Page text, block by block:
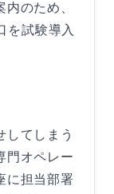
のため、
を試験導入
してしまう
門オペレー
に担当部署